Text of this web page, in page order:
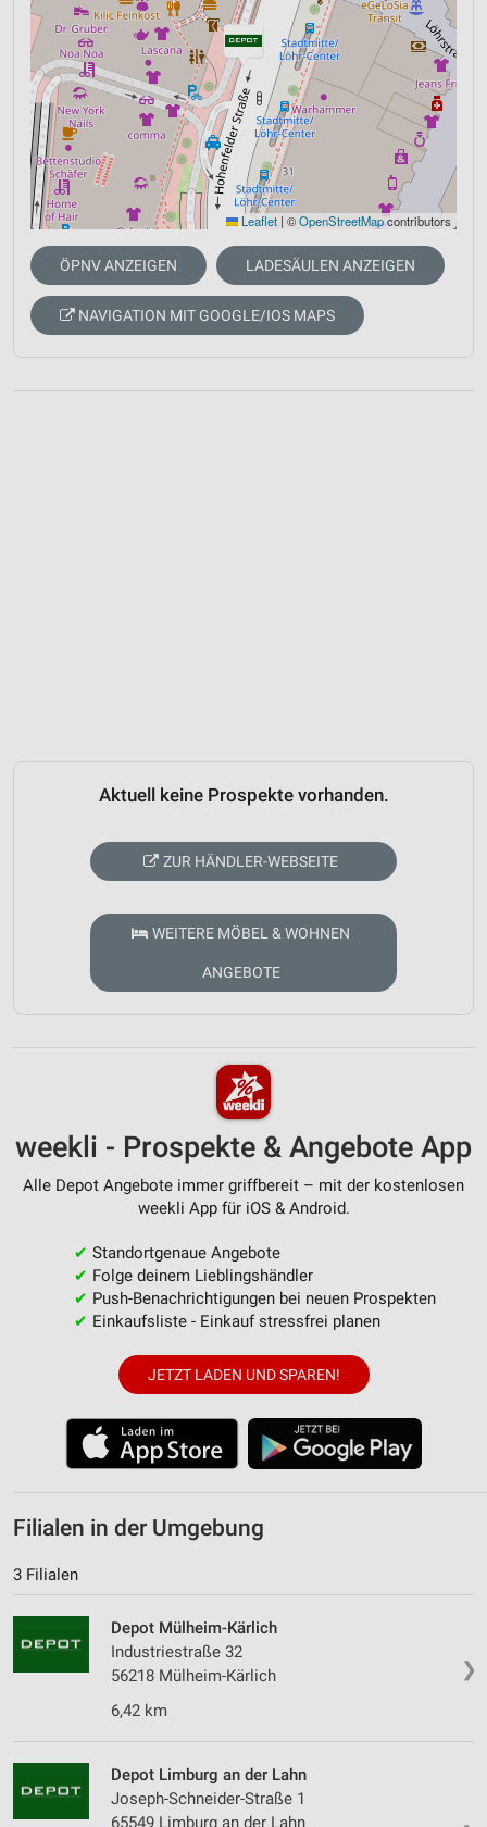
Leaflet | ©OpenStreetMapcontributors
ÖPNV ANZEIGEN LADESÄULEN ANZEIGEN
NAVIGATION MIT GOOGLE/IOS MAPS
Aktuell keine Prospekte vorhanden.
ZUR HÄNDLER-WEBSEITE
WEITERE MÖBEL & WOHNEN
ANGEBOTE
weekli - Prospekte & Angebote App
Alle Depot Angebote immer griffbereit – mit der kostenlosen
weekli App für iOS & Android.
✔ Standortgenaue Angebote
✔ Folge deinem Lieblingshändler
✔ Push-Benachrichtigungen bei neuen Prospekten
✔ Einkaufsliste - Einkauf stressfrei planen
JETZT LADEN UND SPAREN!
Filialen in der Umgebung
3 Filialen
❯
Depot Mülheim-Kärlich
Industriestraße 32
56218 Mülheim-Kärlich
6,42 km
Depot Limburg an der Lahn
Joseph-Schneider-Straße 1
65549 Limburg an der Lahn